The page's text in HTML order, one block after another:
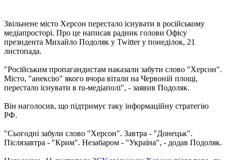
Звільнене місто Херсон перестало існувати в російському
медіапросторі. Про це написав радник голови Офісу
президента Михайло Подоляк у Twitter у понеділок, 21
листопада.
"Російським пропагандистам наказали забути слово "Херсон".
Місто, "анексію" якого вчора вітали на Червоній площі,
перестало існувати в ru-медіаполі", - заявив Подоляк.
Він наголосив, що підтримує таку інформаційну стратегію
РФ.
"Сьогодні забули слово "Херсон". Завтра - "Донецьк".
Післязавтра - "Крим". Незабаром - "Україна", - додав Подоляк.